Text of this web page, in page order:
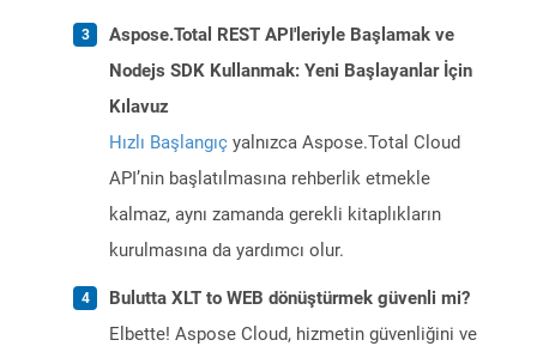
Aspose.Total REST API'leriyle Başlamak ve
Nodejs SDK Kullanmak: Yeni Başlayanlar İçin
Kılavuz
Hızlı Başlangıç yalnızca Aspose.Total Cloud
API’nin başlatılmasına rehberlik etmekle
kalmaz, aynı zamanda gerekli kitaplıkların
kurulmasına da yardımcı olur.
Bulutta XLT to WEB dönüştürmek güvenli mi?
Elbette! Aspose Cloud, hizmetin güvenliğini ve